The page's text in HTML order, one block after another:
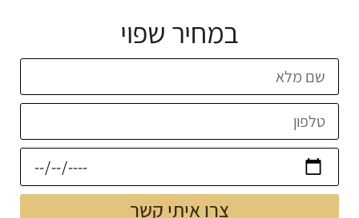
במחיר שפוי
צרו איתי קשר